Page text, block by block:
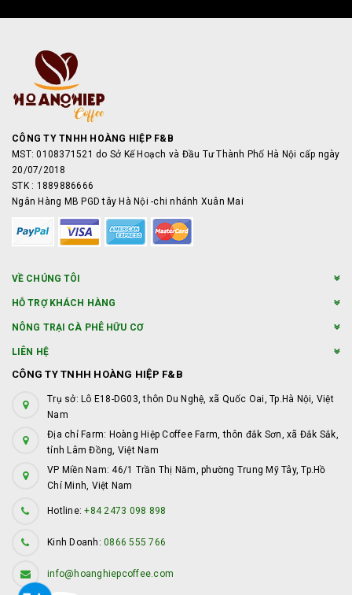
CÔNG TY TNHH HOÀNG HIỆP F&B
MST: 0108371521 do Sở Kế Hoạch và Đầu Tư Thành Phố Hà Nội cấp ngày
20/07/2018
STK : 1889886666
Ngân Hàng MB PGD tây Hà Nội -chi nhánh Xuân Mai
VỀ CHÚNG TÔI
HỖ TRỢ KHÁCH HÀNG
NÔNG TRẠI CÀ PHÊ HỮU CƠ
LIÊN HỆ
CÔNG TY TNHH HOÀNG HIỆP F&B
Trụ sở: Lô E18-DG03, thôn Du Nghệ, xã Quốc Oai, Tp.Hà Nội, Việt
Nam
Địa chỉ Farm: Hoàng Hiệp Coffee Farm, thôn đắk Sơn, xã Đắk Sắk,
tỉnh Lâm Đồng, Việt Nam
VP Miền Nam: 46/1 Trần Thị Năm, phường Trung Mỹ Tây, Tp.Hồ
Chí Minh, Việt Nam
Hotline:+84 2473 098 898
Kinh Doanh: 0866 555 766
info@hoanghiepcoffee.com